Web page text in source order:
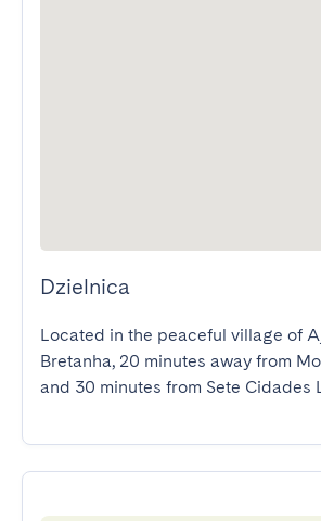
Dzielnica
Located in the peaceful village of
Bretanha, 20 minutes away from
and 30 minutes from Sete Cidades